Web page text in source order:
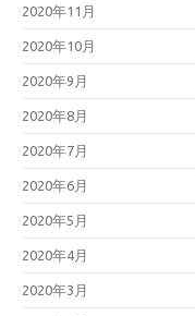
2020年11月
2020年10月
2020年9月
2020年8月
2020年7月
2020年6月
2020年5月
2020年4月
2020年3月